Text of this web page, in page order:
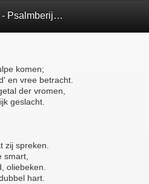
Psalm 12 - Psalmberijming 1773 - Bijbelbox
komen;
en vree betracht.
der vromen,
geslacht.
zij spreken.
smart,
oliebeken.
hart.